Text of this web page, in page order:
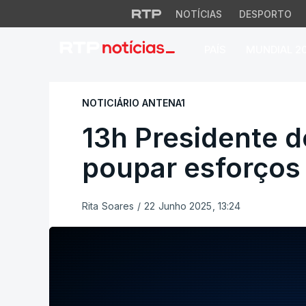
NOTÍCIAS DESPORTO
13h Presidente
NOTICIÁRIO ANTENA1
13h Presidente
poupar
Rita Soares / 22 Junho 2025, 13:24